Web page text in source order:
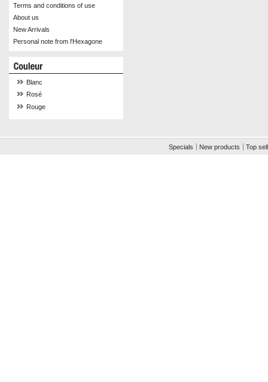
Terms and conditions of use
About us
New Arrivals
Personal note from l'Hexagone
Blanc
Rosé
Rouge
Specials New products Top